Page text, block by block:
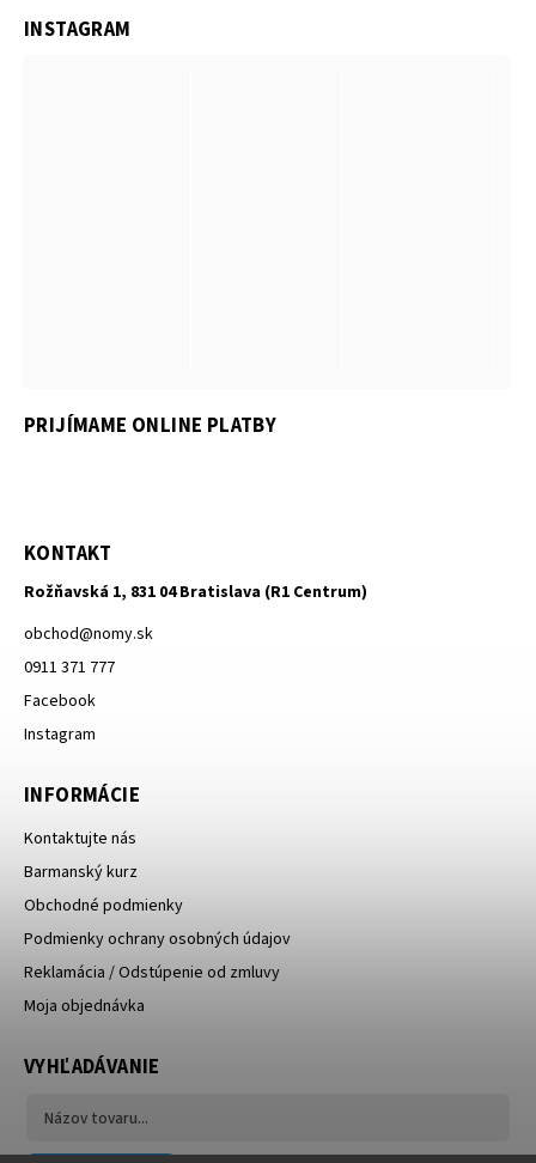
PRIJÍMAME ONLINE PLATBY
KONTAKT
Rožňavská 1, 831 04 Bratislava (R1 Centrum)
obchod@nomy.sk
0911 371 777
Facebook
Instagram
INFORMÁCIE
Kontaktujte nás
Barmanský kurz
Obchodné podmienky
Podmienky ochrany osobných údajov
Reklamácia / Odstúpenie od zmluvy
Moja objednávka
VYHĽADÁVANIE
INSTAGRAM